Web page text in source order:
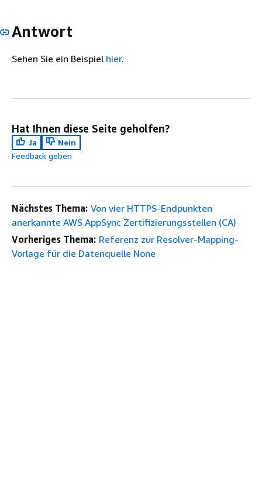
Antwort
Sehen Sie ein Beispiel hier.
Hat Ihnen diese Seite geholfen?
Ja
Nein
Feedback geben
Nächstes Thema: Von vier HTTPS-Endpunkten
anerkannte AWS AppSync Zertifizierungsstellen (CA)
Vorheriges Thema: Referenz zur Resolver-Mapping-
Vorlage für die Datenquelle None